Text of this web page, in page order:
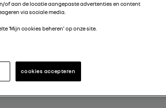
of aan de locatie aangepaste advertenties en content
via sociale media.
'Mijn cookies beheren' op onze site.
cookies accepteren